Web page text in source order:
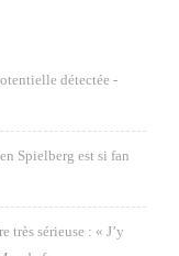
détectée -
Spielberg est si fan
très sérieuse : « J’y